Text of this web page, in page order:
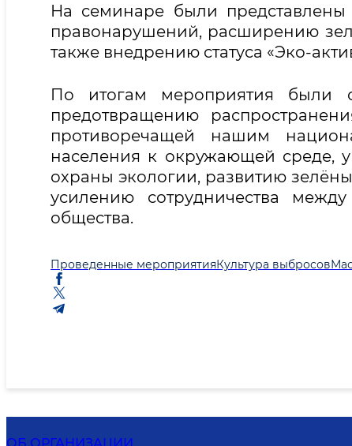
На семинаре были
правонарушений, расширению
также внедрению статуса «Эко-
По итогам мероприятия были
предотвращению
противоречащей нашим
населения к окружающей среде,
охраны экологии, развитию
усилению сотрудничества
общества.
Проведенные мероприятияКультура выбросов